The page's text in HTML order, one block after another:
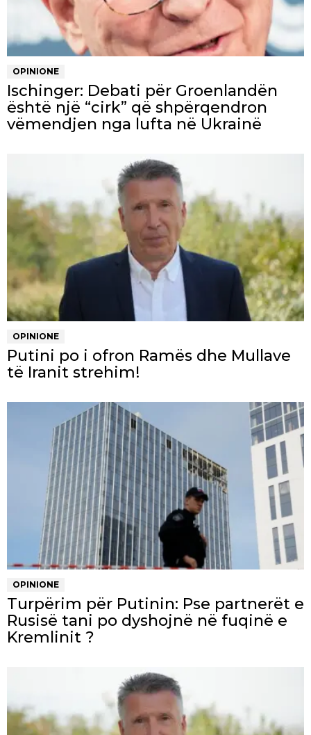
OPINIONE
Ischinger: Debati për Groenlandën
është një “cirk” që shpërqendron
vëmendjen nga lufta në Ukrainë
OPINIONE
Putini po i ofron Ramës dhe Mullave
të Iranit strehim!
OPINIONE
Turpërim për Putinin: Pse partnerët e
Rusisë tani po dyshojnë në fuqinë e
Kremlinit ?